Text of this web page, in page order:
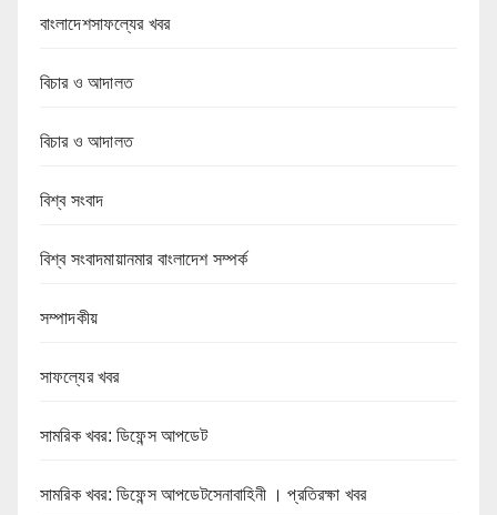
বাংলাদেশসাফল্যের খবর
বিচার ও আদালত
বিচার ও আদালত
বিশ্ব সংবাদ
বিশ্ব সংবাদমায়ানমার বাংলাদেশ সম্পর্ক
সম্পাদকীয়
সাফল্যের খবর
সামরিক খবর: ডিফেন্স আপডেট
সামরিক খবর: ডিফেন্স আপডেটসেনাবাহিনী । প্রতিরক্ষা খবর